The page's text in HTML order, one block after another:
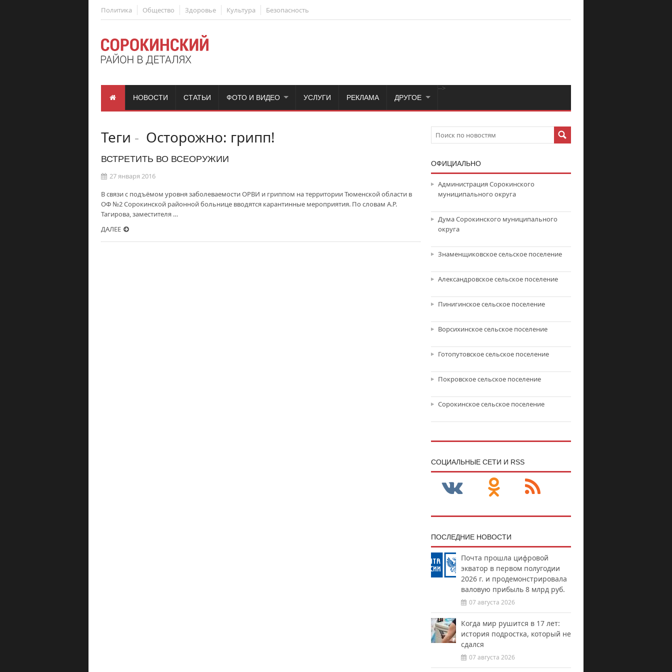
Политика Общество Здоровье Культура Безопасность
НОВОСТИ СТАТЬИ
-->
ФОТО И ВИДЕО УСЛУГИ РЕКЛАМА ДРУГОЕ
Теги - Осторожно: грипп!
ВСТРЕТИТЬ ВО ВСЕОРУЖИИ
27 января 2016
В связи с подъёмом уровня заболеваемости ОРВИ и гриппом на территории Тюменской области в
ОФ №2 Сорокинской районной больнице вводятся карантинные мероприятия. По словам А.Р.
Тагирова, заместителя …
ДАЛЕЕ
ОФИЦИАЛЬНО
Администрация Сорокинского
муниципального округа
Дума Сорокинского муниципального
округа
Знаменщиковское сельское поселение
Александровское сельское поселение
Пинигинское сельское поселение
Ворсихинское сельское поселение
Готопутовское сельское поселение
Покровское сельское поселение
Сорокинское сельское поселение
CОЦИАЛЬНЫЕ СЕТИ И RSS
ПОСЛЕДНИЕ НОВОСТИ
Почта прошла цифровой
экватор в первом полугодии
2026 г. и продемонстрировала
валовую прибыль 8 млрд руб.
07 августа 2026
Когда мир рушится в 17 лет:
история подростка, который не
сдался
07 августа 2026